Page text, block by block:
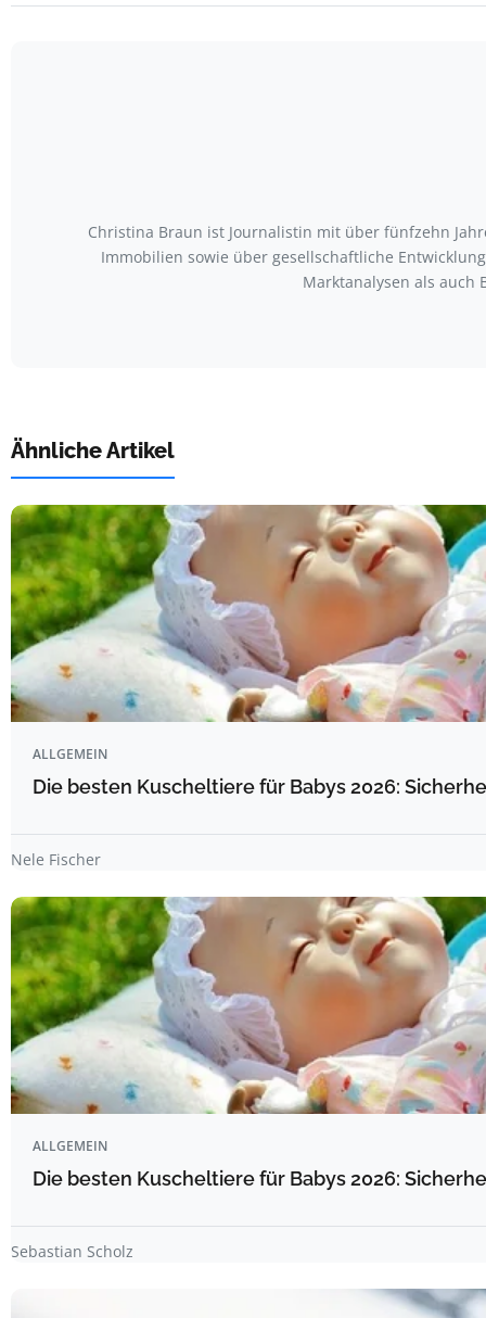
Christina Braun ist Journalistin mit über fünfzehn
Immobilien sowie über gesellschaftliche
Marktanalysen als
Ähnliche Artikel
ALLGEMEIN
Die besten Kuscheltiere für Babys 2026:
Nele Fischer
ALLGEMEIN
Die besten Kuscheltiere für Babys 2026:
Sebastian Scholz